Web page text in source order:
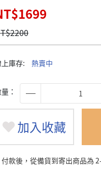
庫存: 熱賣中
：
加入收藏
款後，從備貨到寄出商品為